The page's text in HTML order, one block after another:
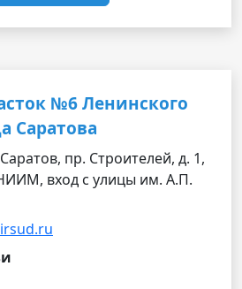
№6 Ленинского
Саратова
пр. Строителей, д. 1,
вход с улицы им. А.П.